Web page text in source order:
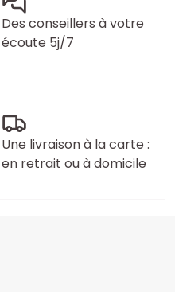
Des conseillers à votre
écoute 5j/7
Une livraison à la carte :
en retrait ou à domicile